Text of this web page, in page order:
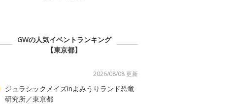
GWの人気イベントランキング
【東京都】
2026/08/08 更新
ジュラシックメイズinよみうりランド恐竜
研究所／東京都